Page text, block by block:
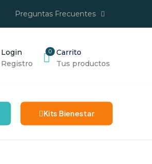
Preguntas Frecuentes
Login
Registro
0
Carrito
Tus productos
Kits Bienestar